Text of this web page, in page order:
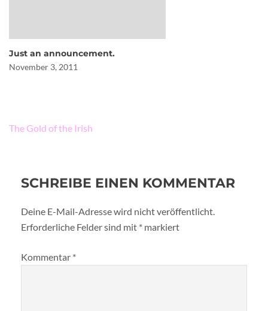
Just an announcement.
November 3, 2011
Beitragsnavigation
The Gold of the Irish
SCHREIBE EINEN KOMMENTAR
Deine E-Mail-Adresse wird nicht veröffentlicht.
Erforderliche Felder sind mit * markiert
Kommentar *